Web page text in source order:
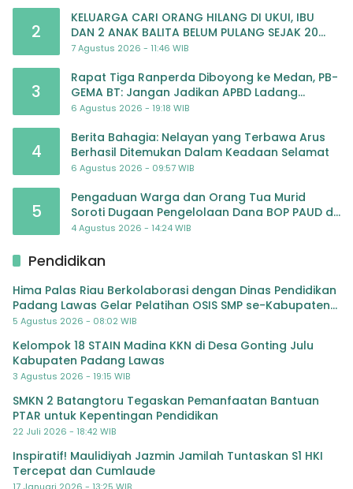
2
KELUARGA CARI ORANG HILANG DI UKUI, IBU
DAN 2 ANAK BALITA BELUM PULANG SEJAK 20
JULI 2026
7 Agustus 2026 - 11:46 WIB
3
Rapat Tiga Ranperda Diboyong ke Medan, PB-
GEMA BT: Jangan Jadikan APBD Ladang
Pembiayaan yang Tak Perlu
6 Agustus 2026 - 19:18 WIB
4
Berita Bahagia: Nelayan yang Terbawa Arus
Berhasil Ditemukan Dalam Keadaan Selamat
6 Agustus 2026 - 09:57 WIB
5
Pengaduan Warga dan Orang Tua Murid
Soroti Dugaan Pengelolaan Dana BOP PAUD di
TK Al-Ikhlas Tapanuli Selatan
4 Agustus 2026 - 14:24 WIB
Pendidikan
Hima Palas Riau Berkolaborasi dengan Dinas Pendidikan
Padang Lawas Gelar Pelatihan OSIS SMP se-Kabupaten
Padang Lawas
5 Agustus 2026 - 08:02 WIB
Kelompok 18 STAIN Madina KKN di Desa Gonting Julu
Kabupaten Padang Lawas
3 Agustus 2026 - 19:15 WIB
SMKN 2 Batangtoru Tegaskan Pemanfaatan Bantuan
PTAR untuk Kepentingan Pendidikan
22 Juli 2026 - 18:42 WIB
Inspiratif! Maulidiyah Jazmin Jamilah Tuntaskan S1 HKI
Tercepat dan Cumlaude